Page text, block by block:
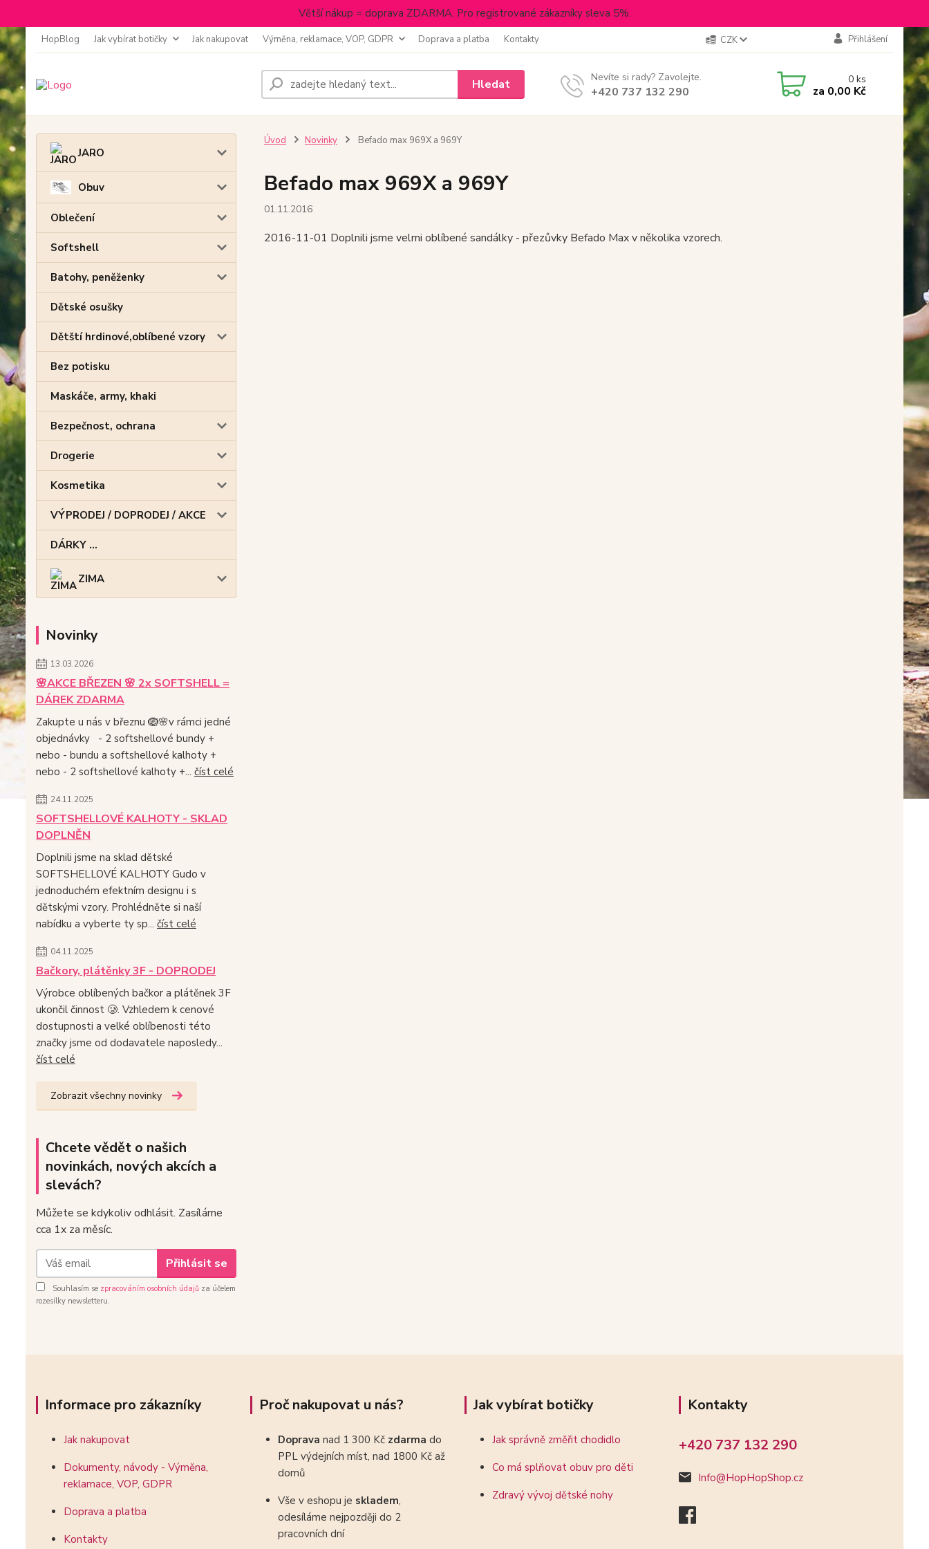
Větší nákup = doprava ZDARMA. Pro registrované zákazníky sleva 5%.
HopBlog Jak vybírat botičky Jak nakupovat Výměna, reklamace, VOP, GDPR Doprava a platba Kontakty CZK Přihlášení
Hledat Nevíte si rady? Zavolejte.
+420 737 132 290
0ks
za 0,00 Kč
JARO
Obuv
Oblečení
Softshell
Batohy, peněženky
Dětské osušky
Dětští hrdinové,oblíbené vzory
Bez potisku
Maskáče, army, khaki
Bezpečnost, ochrana
Drogerie
Kosmetika
VÝPRODEJ / DOPRODEJ / AKCE
DÁRKY ...
ZIMA
Novinky
13.03.2026
🌸AKCE BŘEZEN 🌸 2x SOFTSHELL =
DÁREK ZDARMA
Zakupte u nás v březnu 🪺🌸v rámci jedné
objednávky - 2 softshellové bundy +
nebo - bundu a softshellové kalhoty +
nebo - 2 softshellové kalhoty +... číst celé
24.11.2025
SOFTSHELLOVÉ KALHOTY - SKLAD
DOPLNĚN
Doplnili jsme na sklad dětské
SOFTSHELLOVÉ KALHOTY Gudo v
jednoduchém efektním designu i s
dětskými vzory. Prohlédněte si naší
nabídku a vyberte ty sp... číst celé
04.11.2025
Bačkory, plátěnky 3F - DOPRODEJ
Výrobce oblíbených bačkor a plátěnek 3F
ukončil činnost 🥲. Vzhledem k cenové
dostupnosti a velké oblíbenosti této
značky jsme od dodavatele naposledy...
číst celé
Zobrazit všechny novinky
Chcete vědět o našich
novinkách, nových akcích a
slevách?
Můžete se kdykoliv odhlásit. Zasíláme
cca 1x za měsíc.
Přihlásit se
Souhlasím se zpracováním osobních údajů za účelem
rozesílky newsletteru.
Úvod Novinky Befado max 969X a 969Y
Befado max 969X a 969Y
01.11.2016
2016-11-01 Doplnili jsme velmi oblíbené sandálky - přezůvky Befado Max v několika vzorech.
Informace pro zákazníky
Jak nakupovat
Dokumenty, návody - Výměna,
reklamace, VOP, GDPR
Doprava a platba
Kontakty
Proč nakupovat u nás?
Doprava nad 1 300 Kč zdarma do
PPL výdejních míst, nad 1800 Kč až
domů
Vše v eshopu je skladem,
odesíláme nejpozději do 2
pracovních dní
Jak vybírat botičky
Jak správně změřit chodidlo
Co má splňovat obuv pro děti
Zdravý vývoj dětské nohy
Kontakty
+420 737 132 290
Info@HopHopShop.cz